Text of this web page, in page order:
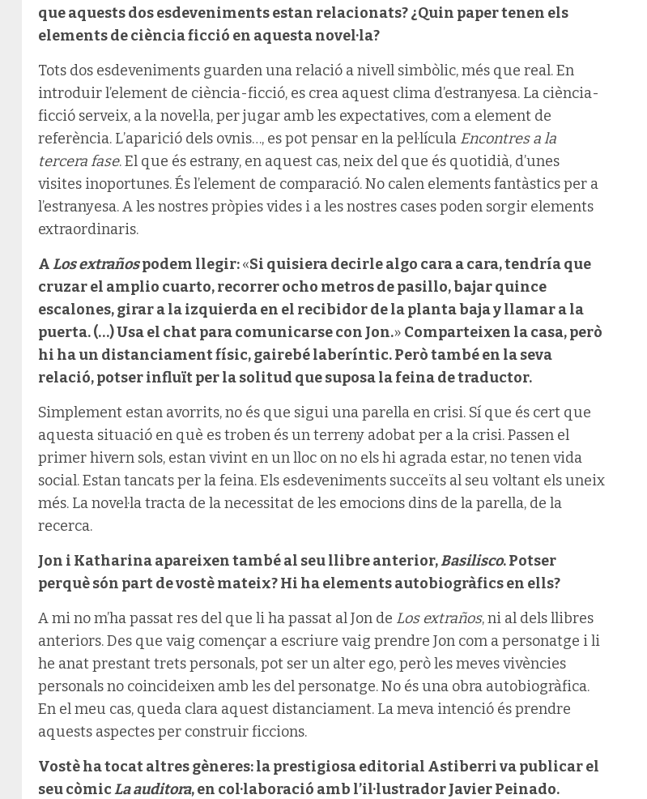
que aquests dos esdeveniments estan relacionats? ¿Quin paper tenen els
elements de ciència ficció en aquesta novel·la?
Tots dos esdeveniments guarden una relació a nivell simbòlic, més que real. En
introduir l’element de ciència-ficció, es crea aquest clima d’estranyesa. La ciència-
ficció serveix, a la novel·la, per jugar amb les expectatives, com a element de
referència. L’aparició dels ovnis…, es pot pensar en la pel·lícula Encontres a la
tercera fase. El que és estrany, en aquest cas, neix del que és quotidià, d’unes
visites inoportunes. És l’element de comparació. No calen elements fantàstics per a
l’estranyesa. A les nostres pròpies vides i a les nostres cases poden sorgir elements
extraordinaris.
ALos extrañospodem llegir:«Si quisiera decirle algo cara a cara, tendría que
cruzar el amplio cuarto, recorrer ocho metros de pasillo, bajar quince
escalones, girar a la izquierda en el recibidor de la planta baja y llamar a la
puerta. (…) Usa el chat para comunicarse con Jon.» Comparteixen la casa, però
hi ha un distanciament físic, gairebé laberíntic. Però també en la seva
relació, potser influït per la solitud que suposa la feina de traductor.
Simplement estan avorrits, no és que sigui una parella en crisi. Sí que és cert que
aquesta situació en què es troben és un terreny adobat per a la crisi. Passen el
primer hivern sols, estan vivint en un lloc on no els hi agrada estar, no tenen vida
social. Estan tancats per la feina. Els esdeveniments succeïts al seu voltant els uneix
més. La novel·la tracta de la necessitat de les emocions dins de la parella, de la
recerca.
Jon i Katharina apareixen també al seu llibre anterior,Basilisco. Potser
perquè són part de vostè mateix? Hi ha elements autobiogràfics en ells?
A mi no m’ha passat res del que li ha passat al Jon de Los extraños, ni al dels llibres
anteriors. Des que vaig començar a escriure vaig prendre Jon com a personatge i li
he anat prestant trets personals, pot ser un alter ego, però les meves vivències
personals no coincideixen amb les del personatge. No és una obra autobiogràfica.
En el meu cas, queda clara aquest distanciament. La meva intenció és prendre
aquests aspectes per construir ficcions.
Vostè ha tocat altres gèneres: la prestigiosa editorial Astiberri va publicar el
seu còmicLa auditora, en col·laboració amb l’il·lustrador Javier Peinado.